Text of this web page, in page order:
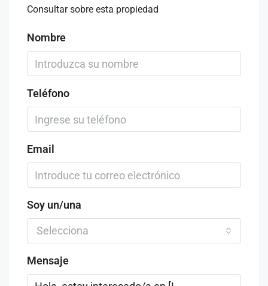
Consultar sobre esta propiedad
Nombre
Teléfono
Email
Soy un/una
Selecciona
Mensaje